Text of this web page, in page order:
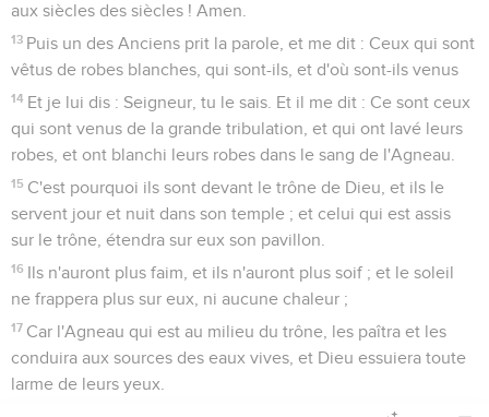
aux siècles des siècles ! Amen.
13 Puis un des Anciens prit la parole, et me dit : Ceux qui sont
vêtus de robes blanches, qui sont-ils, et d'où sont-ils venus
14 Et je lui dis : Seigneur, tu le sais. Et il me dit : Ce sont ceux
qui sont venus de la grande tribulation, et qui ont lavé leurs
robes, et ont blanchi leurs robes dans le sang de l'Agneau.
15 C'est pourquoi ils sont devant le trône de Dieu, et ils le
servent jour et nuit dans son temple ; et celui qui est assis
sur le trône, étendra sur eux son pavillon.
16 Ils n'auront plus faim, et ils n'auront plus soif ; et le soleil
ne frappera plus sur eux, ni aucune chaleur ;
17 Car l'Agneau qui est au milieu du trône, les paîtra et les
conduira aux sources des eaux vives, et Dieu essuiera toute
larme de leurs yeux.